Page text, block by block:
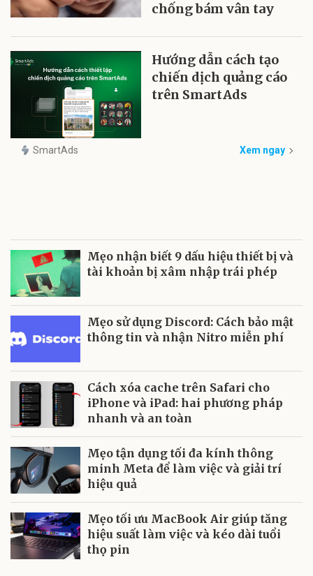
chống bám vân tay
Hướng dẫn cách tạo
chiến dịch quảng cáo
trên SmartAds
SmartAds Xem ngay
Mẹo nhận biết 9 dấu hiệu thiết bị và
tài khoản bị xâm nhập trái phép
Mẹo sử dụng Discord: Cách bảo mật
thông tin và nhận Nitro miễn phí
Cách xóa cache trên Safari cho
iPhone và iPad: hai phương pháp
nhanh và an toàn
Mẹo tận dụng tối đa kính thông
minh Meta để làm việc và giải trí
hiệu quả
Mẹo tối ưu MacBook Air giúp tăng
hiệu suất làm việc và kéo dài tuổi
thọ pin